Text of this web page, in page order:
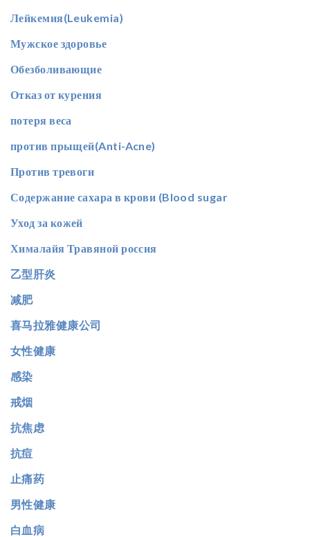
Лейкемия(Leukemia)
Мужское здоровье
Обезболивающие
Отказ от курения
потеря веса
против прыщей(Anti-Acne)
Против тревоги
Содержание сахара в крови (Blood sugar
Уход за кожей
Хималайя Травяной россия
乙型肝炎
减肥
喜马拉雅健康公司
女性健康
感染
戒烟
抗焦虑
抗痘
止痛药
男性健康
白血病